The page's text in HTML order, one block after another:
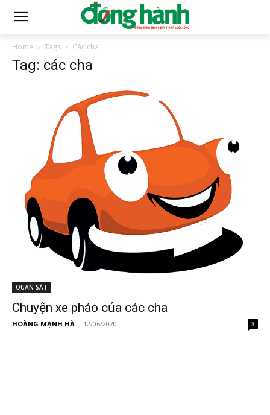
Home Tags Các cha
Tag: các cha
QUAN SÁT
Chuyện xe pháo của các cha
HOÀNG MẠNH HÀ - 12/06/2020 3